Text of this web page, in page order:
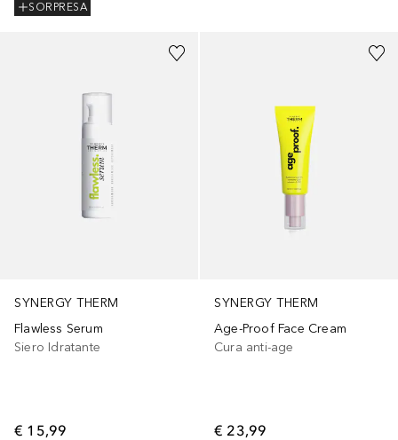
SORPRESA
SYNERGY THERM
Flawless Serum
Siero Idratante
€ 15,99
SYNERGY THERM
Age-Proof Face Cream
Cura anti-age
€ 23,99